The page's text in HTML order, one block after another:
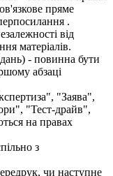
пряме
.
від
матеріалів.
- повинна бути
абзаці
"Заява",
"Тест-драйв",
на правах
з
чи наступне